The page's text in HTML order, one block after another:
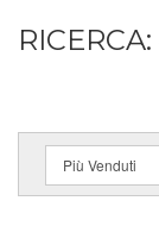
RICERCA: